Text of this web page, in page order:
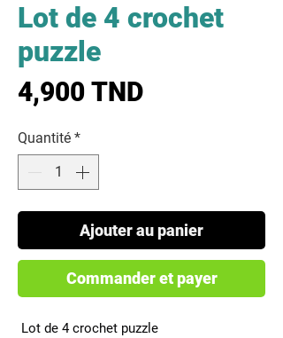
Lot de 4 crochet
puzzle
4,900 TNDPrix
Quantité *
Ajouter au panier
Commander et payer
Lot de 4 crochet puzzle